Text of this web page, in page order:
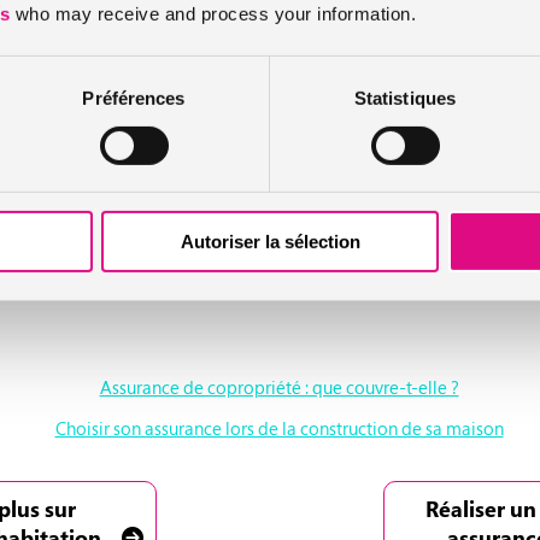
who may receive and process your information.
Préférences Statistiques
Autoriser la sélection
une remise en l’état sans l’accord de l’assureur ou le passage de
sinistre à l’assurance
le formulaire de constat à l’amiable. Quoi qu’il arrive, vous
les justificatifs des réparations, conserver les éléments abimés
Assurance de copropriété : que couvre-t-elle ?
Choisir son assurance lors de la construction de sa maison
sur
Réaliser